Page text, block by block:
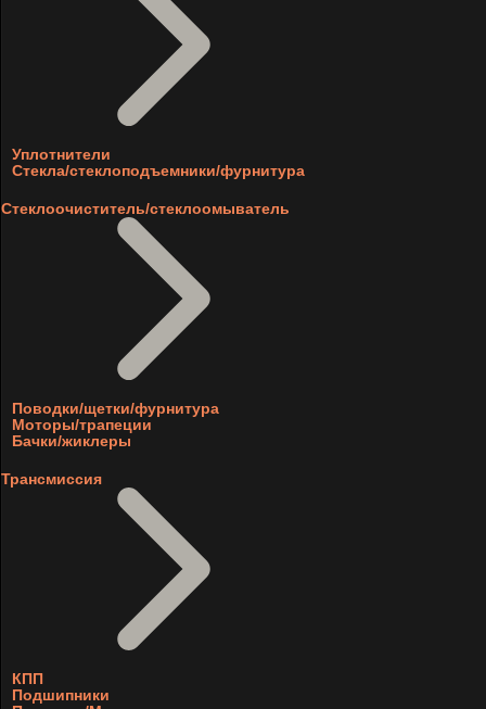
Уплотнители
Стекла/стеклоподъемники/фурнитура
Стеклоочиститель/стеклоомыватель
Поводки/щетки/фурнитура
Моторы/трапеции
Бачки/жиклеры
Трансмиссия
КПП
Подшипники